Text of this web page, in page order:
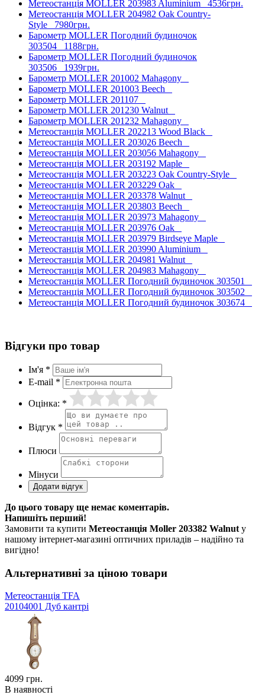
Метеостанція MOLLER 203983 Aluminium 4536грн.
Метеостанція MOLLER 204982 Oak Country-
Style 7980грн.
Барометр MOLLER Погодний будиночок
303504 1188грн.
Барометр MOLLER Погодний будиночок
303506 1939грн.
Барометр MOLLER 201002 Mahagony
Барометр MOLLER 201003 Beech
Барометр MOLLER 201107
Барометр MOLLER 201230 Walnut
Барометр MOLLER 201232 Mahagony
Метеостанція MOLLER 202213 Wood Black
Метеостанція MOLLER 203026 Beech
Метеостанція MOLLER 203056 Mahagony
Метеостанція MOLLER 203192 Maple
Метеостанція MOLLER 203223 Oak Country-Style
Метеостанція MOLLER 203229 Oak
Метеостанція MOLLER 203378 Walnut
Метеостанція MOLLER 203803 Beech
Метеостанція MOLLER 203973 Mahagony
Метеостанція MOLLER 203976 Oak
Метеостанція MOLLER 203979 Birdseye Maple
Метеостанція MOLLER 203990 Aluminium
Метеостанція MOLLER 204981 Walnut
Метеостанція MOLLER 204983 Mahagony
Метеостанція MOLLER Погодний будиночок 303501
Метеостанція MOLLER Погодний будиночок 303502
Метеостанція MOLLER Погодний будиночок 303674
Відгуки про товар
Ім'я *
E-mail *
Оцінка: *
Відгук *
Плюси
Мінуси
До цього товару ще немає коментарів.
Напишіть перший!
Замовити та купити Метеостанція Moller 203382 Walnut у
нашому інтернет-магазині оптичних приладів – надійно та
вигідно!
Альтернативні за ціною товари
Метеостанція TFA
20104001 Дуб кантрі
4099 грн.
В наявності